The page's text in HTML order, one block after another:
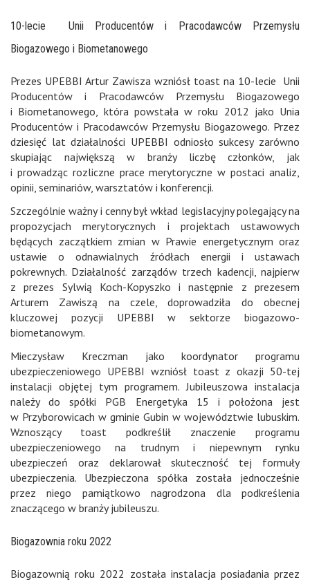
10-lecie Unii Producentów i Pracodawców Przemysłu
Biogazowego i Biometanowego
Prezes UPEBBI Artur Zawisza wzniósł toast na 10-lecie Unii
Producentów i Pracodawców Przemysłu Biogazowego
i Biometanowego, która powstała w roku 2012 jako Unia
Producentów i Pracodawców Przemysłu Biogazowego. Przez
dziesięć lat działalności UPEBBI odniosło sukcesy zarówno
skupiając największą w branży liczbę członków, jak
i prowadząc rozliczne prace merytoryczne w postaci analiz,
opinii, seminariów, warsztatów i konferencji.
Szczególnie ważny i cenny był wkład legislacyjny polegający na
propozycjach merytorycznych i projektach ustawowych
będących zaczątkiem zmian w Prawie energetycznym oraz
ustawie o odnawialnych źródłach energii i ustawach
pokrewnych. Działalność zarządów trzech kadencji, najpierw
z prezes Sylwią Koch-Kopyszko i następnie z prezesem
Arturem Zawiszą na czele, doprowadziła do obecnej
kluczowej pozycji UPEBBI w sektorze biogazowo-
biometanowym.
Mieczysław Kreczman jako koordynator programu
ubezpieczeniowego UPEBBI wzniósł toast z okazji 50-tej
instalacji objętej tym programem. Jubileuszowa instalacja
należy do spółki PGB Energetyka 15 i położona jest
w Przyborowicach w gminie Gubin w województwie lubuskim.
Wznoszący toast podkreślił znaczenie programu
ubezpieczeniowego na trudnym i niepewnym rynku
ubezpieczeń oraz deklarował skuteczność tej formuły
ubezpieczenia. Ubezpieczona spółka została jednocześnie
przez niego pamiątkowo nagrodzona dla podkreślenia
znaczącego w branży jubileuszu.
Biogazownia roku 2022
Biogazownią roku 2022 została instalacja posiadania przez